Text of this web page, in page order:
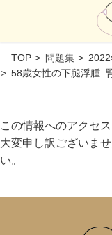
TOP 問題集
58歳女性の下腿浮腫.
この情報へのアクセ
大変申し訳ございま
い。